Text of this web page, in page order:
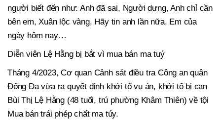
người biết đến như: Anh đã sai, Người dưng, Anh chỉ cần
bên em, Xuân lộc vàng, Hãy tin anh lần nữa, Em của
ngày hôm nay…
Diễn viên Lệ Hằng bị bắt vì mua bán ma tuý
Tháng 4/2023, Cơ quan Cảnh sát điều tra Công an quận
Đống Đa vừa ra quyết định khởi tố vụ án, khởi tố bị can
Bùi Thị Lệ Hằng (48 tuổi, trú phường Khâm Thiên) về tội
Mua bán trái phép chất ma túy.